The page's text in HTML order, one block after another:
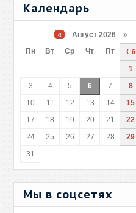
Календарь
« Август 2026 »
Пн
Вт Ср Чт Пт Сб
1
3
4 5 6 7 8
10
11 12 13 14 15
17
18 19 20 21 22
24
25 26 27 28 29
31
Мы в соцсетях